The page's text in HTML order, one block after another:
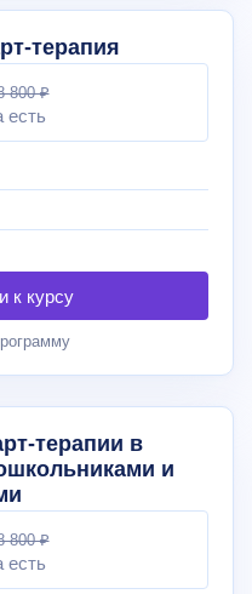
терапия
800 ₽
есть
терапии в
и
800 ₽
есть